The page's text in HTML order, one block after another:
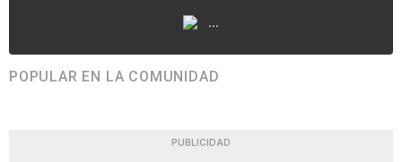
...
POPULAR EN LA COMUNIDAD
PUBLICIDAD